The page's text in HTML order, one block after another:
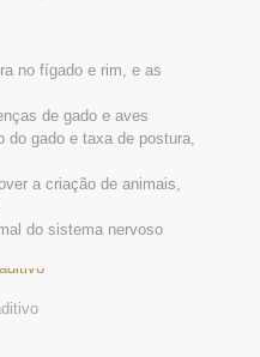
no fígado e rim, e as
de gado e aves
gado e taxa de postura,
a criação de animais,
do sistema nervoso